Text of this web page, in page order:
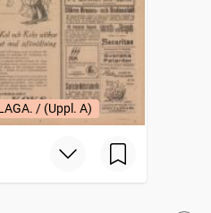
/ (Uppl. A)